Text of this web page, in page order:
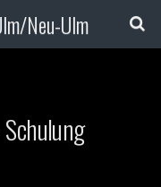
Neu-Ulm